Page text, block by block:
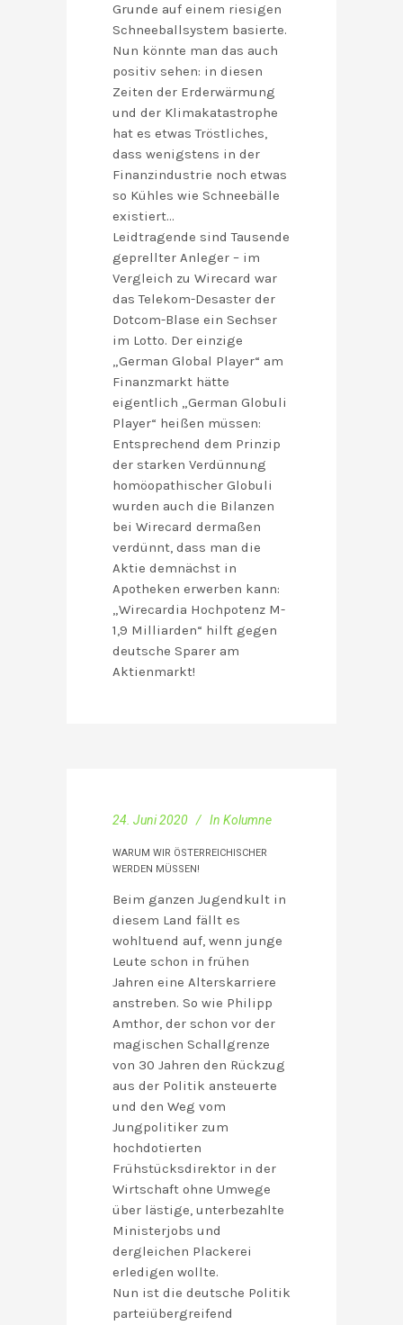
Grunde auf einem riesigen
Schneeballsystem basierte.
Nun könnte man das auch
positiv sehen: in diesen
Zeiten der Erderwärmung
und der Klimakatastrophe
hat es etwas Tröstliches,
dass wenigstens in der
Finanzindustrie noch etwas
so Kühles wie Schneebälle
existiert…
Leidtragende sind Tausende
geprellter Anleger – im
Vergleich zu Wirecard war
das Telekom-Desaster der
Dotcom-Blase ein Sechser
im Lotto. Der einzige
„German Global Player“ am
Finanzmarkt hätte
eigentlich „German Globuli
Player“ heißen müssen:
Entsprechend dem Prinzip
der starken Verdünnung
homöopathischer Globuli
wurden auch die Bilanzen
bei Wirecard dermaßen
verdünnt, dass man die
Aktie demnächst in
Apotheken erwerben kann:
„Wirecardia Hochpotenz M-
1,9 Milliarden“ hilft gegen
deutsche Sparer am
Aktienmarkt!
24. Juni 2020 In Kolumne
WARUM WIR ÖSTERREICHISCHER
WERDEN MÜSSEN!
Beim ganzen Jugendkult in
diesem Land fällt es
wohltuend auf, wenn junge
Leute schon in frühen
Jahren eine Alterskarriere
anstreben. So wie Philipp
Amthor, der schon vor der
magischen Schallgrenze
von 30 Jahren den Rückzug
aus der Politik ansteuerte
und den Weg vom
Jungpolitiker zum
hochdotierten
Frühstücksdirektor in der
Wirtschaft ohne Umwege
über lästige, unterbezahlte
Ministerjobs und
dergleichen Plackerei
erledigen wollte.
Nun ist die deutsche Politik
parteiübergreifend